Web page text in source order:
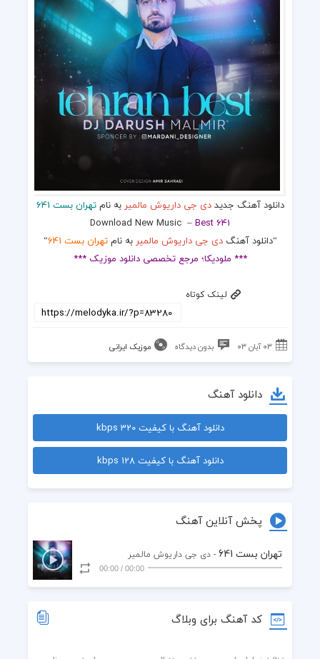
دانلود آهنگ جدیددی جی داریوش مالمیر به نامتهران بست 641
Download New Music –Best 641
“دانلود آهنگ دی جی داریوش مالمیر به نامتهران بست 641
“
*** ملودیکا؛ مرجع تخصصی دانلود موزیک ***
لینک کوتاه
۰۳ آبان ۰۳ بدون دیدگاه موزیک ایرانی
دانلود آهنگ
دانلود آهنگ با کیفیت 320 kbps
دانلود آهنگ با کیفیت 128 kbps
پخش آنلاین آهنگ
تهران بست 641 - دی جی داریوش مالمیر
00:00
/
00:00
کد آهنگ برای وبلاگ